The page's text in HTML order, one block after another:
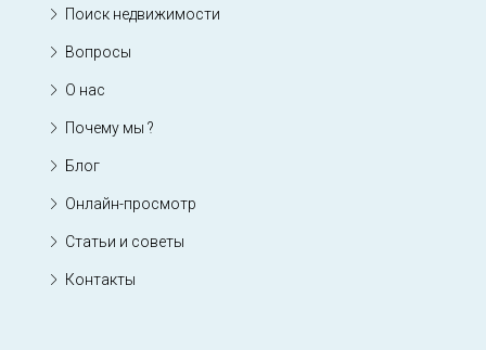
Поиск недвижимости
Вопросы
О нас
Почему мы ?
Блог
Онлайн-просмотр
Статьи и советы
Контакты